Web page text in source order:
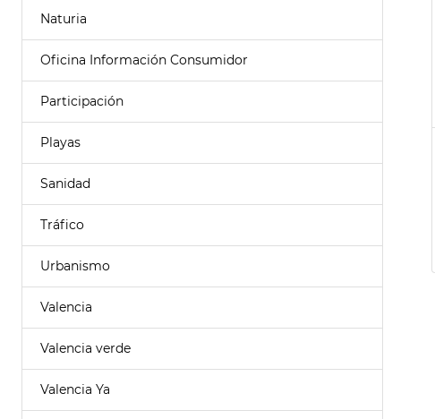
Naturia
Oficina Información Consumidor
Participación
Playas
Sanidad
Tráfico
Urbanismo
Valencia
Valencia verde
Valencia Ya